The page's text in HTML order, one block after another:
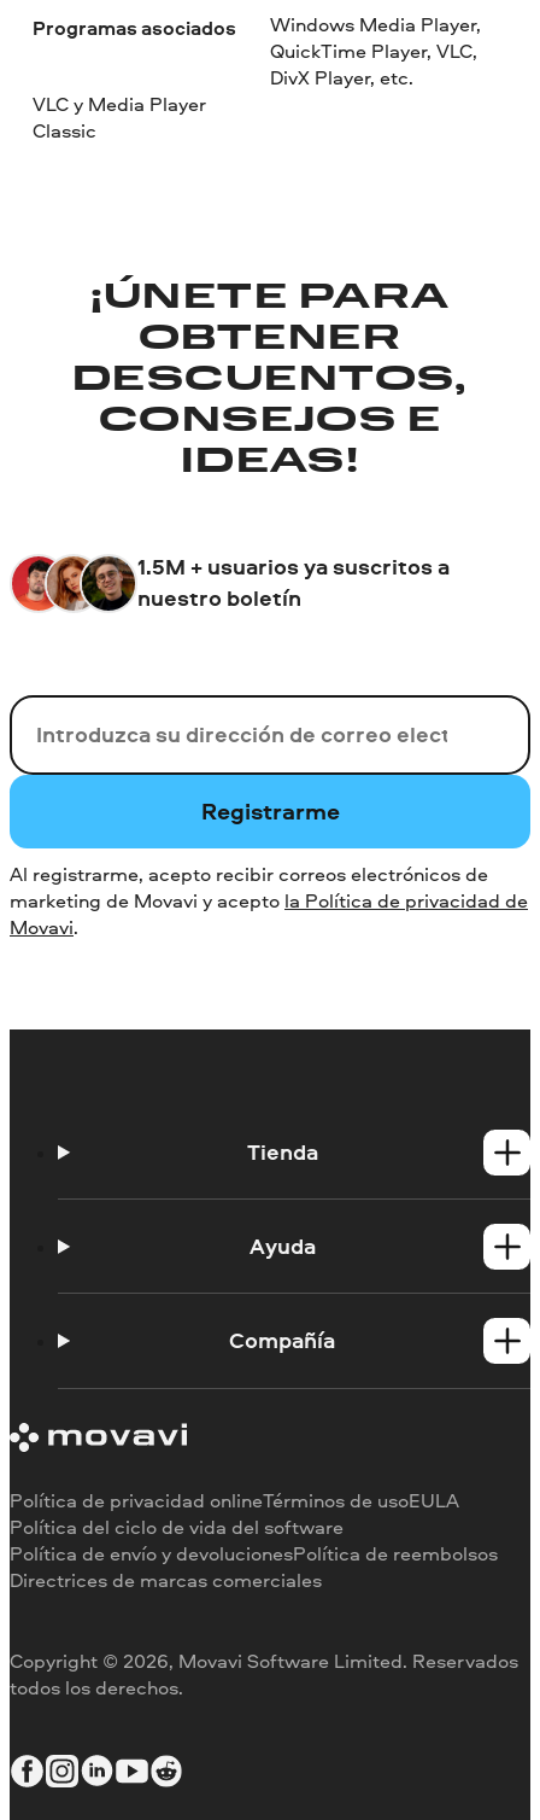
Programas asociados
VLC y Media Player
Classic
Windows Media Player,
QuickTime Player, VLC,
DivX Player, etc.
¡ÚNETE PARA
OBTENER
DESCUENTOS,
CONSEJOS E
IDEAS!
1.5M + usuarios ya suscritos a
nuestro boletín
Su correo electrónico
Registrarme
Al registrarme, acepto recibir correos electrónicos de
marketing de Movavi y acepto la Política de privacidad de
Movavi.
Tienda
Productos para MacAyuda
Portal de aprendizaje
Limitaciones de la versión de prueba
Reembolso
Compañía
Testimonios
Por qué elegirnos
Para el trabajo
Copyright © 2026, Movavi Software Limited. Reservados
todos los derechos.
Política de privacidad onlineTérminos de usoEULA
Política del ciclo de vida del software
Política de envío y devolucionesPolítica de reembolsos
Directrices de marcas comerciales